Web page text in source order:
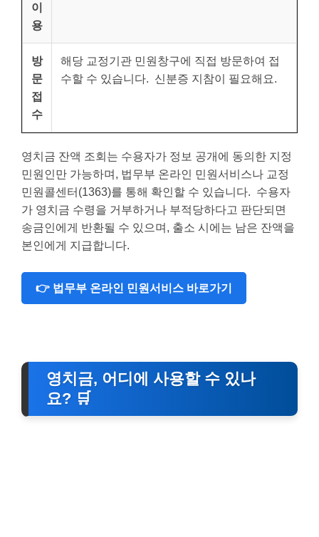
이
용
방
문
접
수
해당 교정기관 민원창구에 직접 방문하여 접
수할 수 있습니다. 신분증 지참이 필요해요.
영치금 잔액 조회는 수용자가 정보 공개에 동의한 지정
민원인만 가능하며, 법무부 온라인 민원서비스나 교정
민원콜센터(1363)를 통해 확인할 수 있습니다. 수용자
가 영치금 수령을 거부하거나 부적당하다고 판단되면
송금인에게 반환될 수 있으며, 출소 시에는 남은 잔액을
본인에게 지급합니다.
👉 법무부 온라인 민원서비스 바로가기
영치금, 어디에 사용할 수 있나
요? 🛒